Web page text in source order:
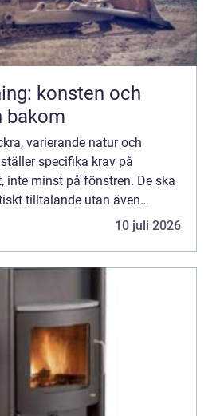
konsten och
bakom
varierande natur och
specifika krav på
inte minst på fönstren. De ska
tilltalande utan även
10 juli 2026